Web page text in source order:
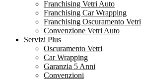
Franchising Vetri Auto
Franchising Car Wrapping
Franchising Oscuramento Vetri
Convenzione Vetri Auto
Servizi Plus
Oscuramento Vetri
Car Wrapping
Garanzia 5 Anni
Convenzioni